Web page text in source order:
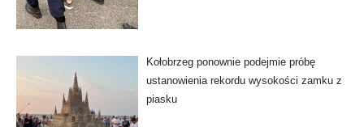
Kołobrzeg ponownie podejmie próbę
ustanowienia rekordu wysokości zamku z
piasku